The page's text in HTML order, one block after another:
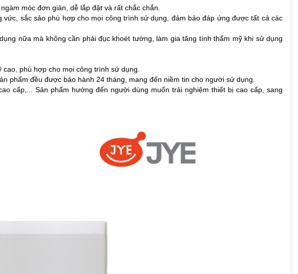
móc đơn giản, dễ lắp đặt và rất chắc chắn.
vức, sắc sảo phù hợp cho mọi công trình sử dụng, đảm bảo đáp ứng được tất cả các
nữa mà không cần phải đục khoét tường, làm gia tăng tính thẩm mỹ khi sử dụng
phù hợp cho mọi công trình sử dụng.
phẩm đều được bảo hành 24 tháng, mang đến niềm tin cho người sử dụng.
cấp,... Sản phẩm hướng đến người dùng muốn trải nghiệm thiết bị cao cấp, sang